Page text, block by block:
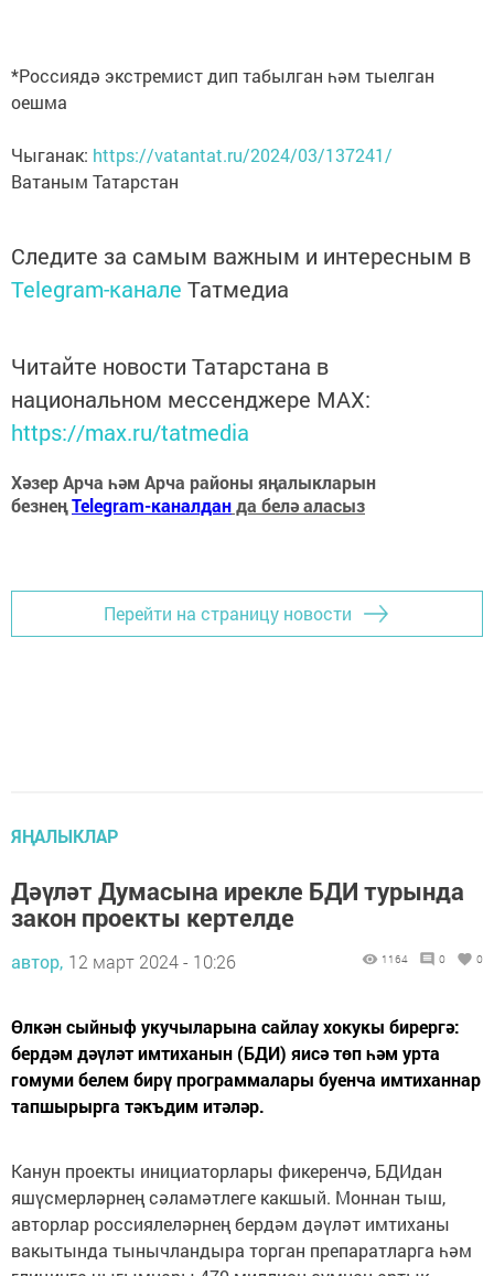
*Россиядә экстремист дип табылган һәм тыелган
оешма
Чыганак: https://vatantat.ru/2024/03/137241/
Ватаным Татарстан
Следите за самым важным и интересным в
Telegram-канале Татмедиа
Читайте новости Татарстана в
национальном мессенджере MАХ:
https://max.ru/tatmedia
Хәзер Арча һәм Арча районы яңалыкларын
безнеңTelegram-каналданда белә аласыз
Перейти на страницу новости
ЯҢАЛЫКЛАР
Дәүләт Думасына ирекле БДИ турында
закон проекты кертелде
автор, 12 март 2024 - 10:26 1164 0 0
Өлкән сыйныф укучыларына сайлау хокукы бирергә:
бердәм дәүләт имтиханын (БДИ) яисә төп һәм урта
гомуми белем бирү программалары буенча имтиханнар
тапшырырга тәкъдим итәләр.
Канун проекты инициаторлары фикеренчә, БДИдан
яшүсмерләрнең сәламәтлеге какшый. Моннан тыш,
авторлар россиялеләрнең бердәм дәүләт имтиханы
вакытында тынычландыра торган препаратларга һәм